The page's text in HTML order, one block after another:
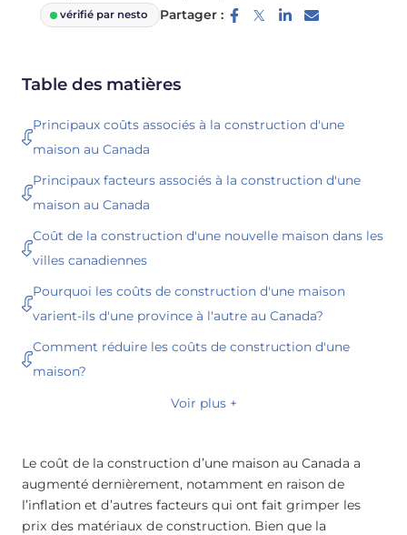
vérifié par nesto
Partager :
Table des matières
Principaux coûts associés à la construction d'une
maison au Canada
Principaux facteurs associés à la construction d'une
maison au Canada
Coût de la construction d'une nouvelle maison dans les
villes canadiennes
Pourquoi les coûts de construction d'une maison
varient-ils d'une province à l'autre au Canada?
Comment réduire les coûts de construction d'une
maison?
Voir plus +
Le coût de la construction d’une maison au Canada a
augmenté dernièrement, notamment en raison de
l’inflation et d’autres facteurs qui ont fait grimper les
prix des matériaux de construction. Bien que la